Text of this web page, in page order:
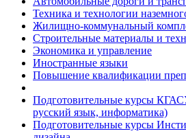
Техника и технологии
Жилищно-коммунальный
Строительные материалы и
Экономика и управление
Иностранные языки
Повышение квалификации
Подготовительные курсы
русский язык, информатика)
Подготовительные курсы